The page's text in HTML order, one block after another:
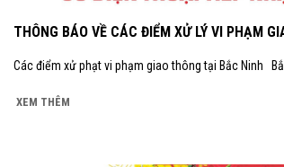
THÔNG BÁO VỀ CÁC ĐIỂM XỬ LÝ VI PHẠM
Các điểm xử phạt vi phạm giao thông tại Bắc Ninh
XEM THÊM